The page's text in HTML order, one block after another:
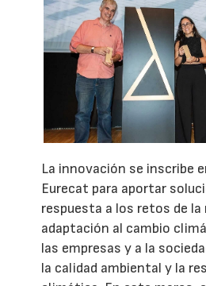
La innovación se inscribe
Eurecat para aportar
respuesta a los retos de
adaptación al cambio
las empresas y a la
la calidad ambiental y la